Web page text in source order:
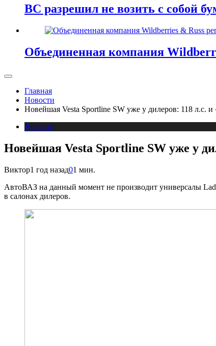
ВС разрешил не возить с собой
Объединенная компания
Главная
Новости
Новейшая Vesta Sportline SW уже у дилеров: 118 л.с. и
Новости
Новейшая Vesta Sportline SW уже у
Виктор1 год назад01 мин.
АвтоВАЗ на данный момент не производит универсалы
в салонах дилеров.